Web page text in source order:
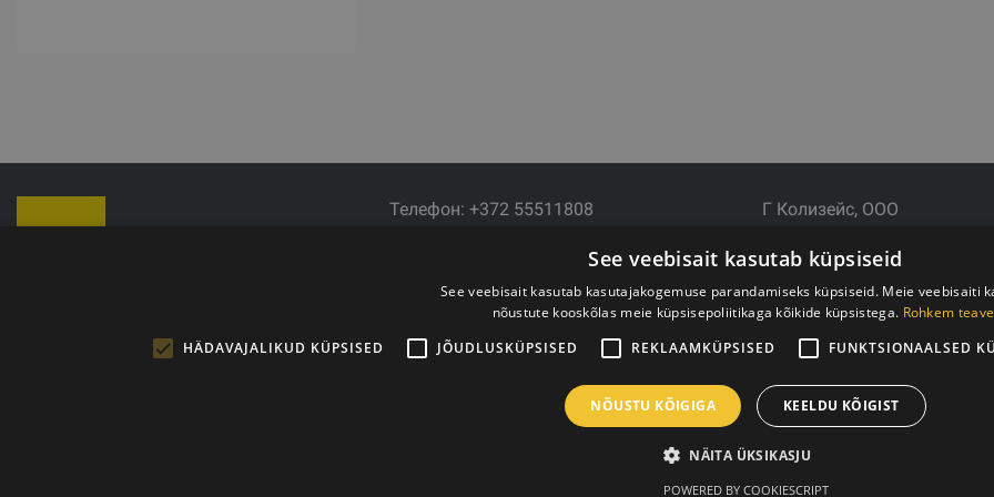
Телефон: +372 55511808
Время работы: Пн-Пт с 9:00 до 18:00
Г Колизейс, ООО
LV-1006
Рег.№ 44103017158 НДС №
АО SEB Банк
See veebisait kasutab küpsiseid
See veebisait kasutab kasutajakogemuse parandamiseks küpsiseid. Meie veebisaiti
nõustute kooskõlas meie küpsisepoliitikaga kõikide küpsistega. Rohkem
HÄDAVAJALIKUD KÜPSISED
JÕUDLUSKÜPSISED REKLAAMKÜPSISED FUNKTSIONAALSED
NÕUSTU KÕIGIGA KEELDU KÕIGIST
NÄITA ÜKSIKASJU
POWERED BY COOKIESCRIPT